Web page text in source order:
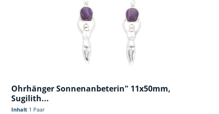
Ohrhänger Sonnenanbeterin" 11x50mm,
Sugilith...
Inhalt 1 Paar